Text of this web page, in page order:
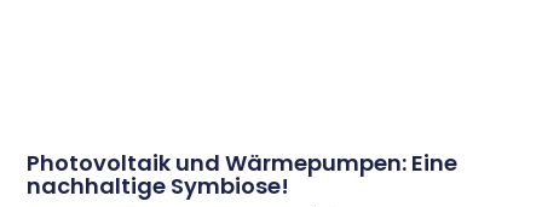
Photovoltaik und Wärmepumpen: Eine
nachhaltige Symbiose!